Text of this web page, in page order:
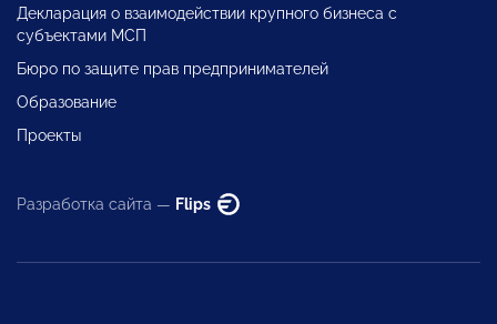
Декларация о взаимодействии крупного бизнеса с
субъектами МСП
Бюро по защите прав предпринимателей
Образование
Проекты
Разработка сайта — Flips